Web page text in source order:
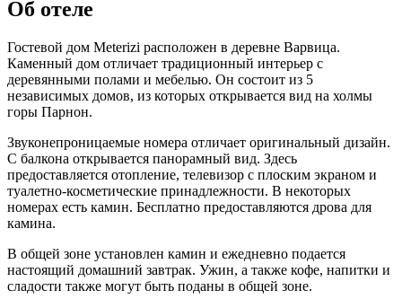
Об отеле
Гостевой дом Meterizi расположен в деревне Варвица.
Каменный дом отличает традиционный интерьер с
деревянными полами и мебелью. Он состоит из 5
независимых домов, из которых открывается вид на холмы
горы Парнон.
Звуконепроницаемые номера отличает оригинальный дизайн.
С балкона открывается панорамный вид. Здесь
предоставляется отопление, телевизор с плоским экраном и
туалетно-косметические принадлежности. В некоторых
номерах есть камин. Бесплатно предоставляются дрова для
камина.
В общей зоне установлен камин и ежедневно подается
настоящий домашний завтрак. Ужин, а также кофе, напитки и
сладости также могут быть поданы в общей зоне.